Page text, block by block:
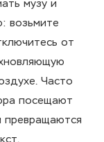
музу и
возьмите
от
Часто
посещают
превращаются